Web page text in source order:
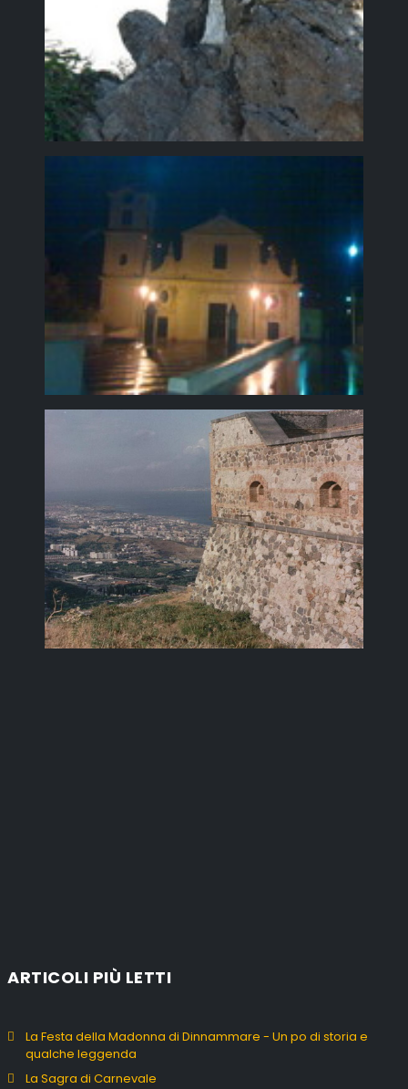
ARTICOLI PIÙ LETTI
La Festa della Madonna di Dinnammare - Un po di storia e
qualche leggenda
La Sagra di Carnevale